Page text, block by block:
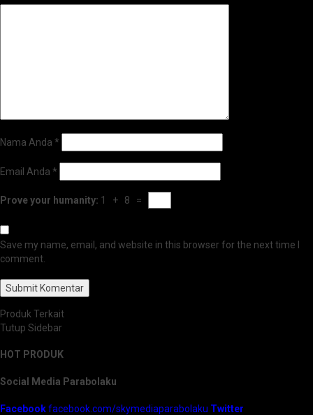
Nama Anda *
Email Anda *
Prove your humanity: 1 + 8 =
Save my name, email, and website in this browser for the next time I
comment.
Produk Terkait
Tutup Sidebar
HOT PRODUK
Social Media Parabolaku
Facebookfacebook.com/skymediaparabolaku Twitter